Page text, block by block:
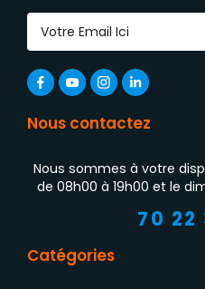
Nous contactez
Nous sommes à votre
de 08h00 à 19h00 et le
70 22
Catégories